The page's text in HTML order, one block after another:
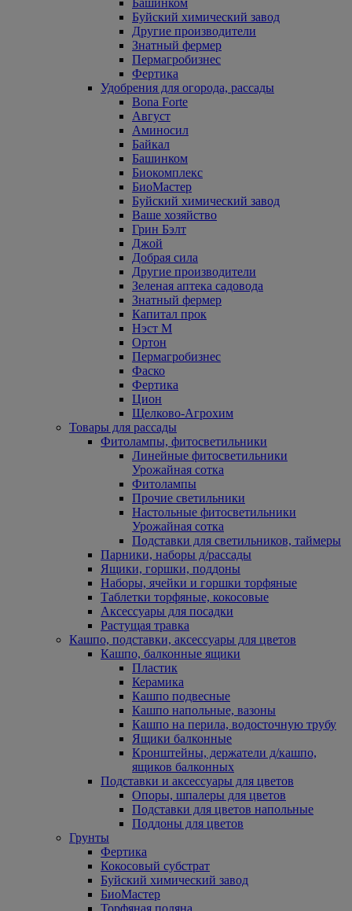
Башинком
Буйский химический завод
Другие производители
Знатный фермер
Пермагробизнес
Фертика
Удобрения для огорода, рассады
Bona Forte
Август
Аминосил
Байкал
Башинком
Биокомплекс
БиоМастер
Буйский химический завод
Ваше хозяйство
Грин Бэлт
Джой
Добрая сила
Другие производители
Зеленая аптека садовода
Знатный фермер
Капитал прок
Нэст М
Ортон
Пермагробизнес
Фаско
Фертика
Цион
Щелково-Агрохим
Товары для рассады
Фитолампы, фитосветильники
Линейные фитосветильники
Урожайная сотка
Фитолампы
Прочие светильники
Настольные фитосветильники
Урожайная сотка
Подставки для светильников, таймеры
Парники, наборы д/рассады
Ящики, горшки, поддоны
Наборы, ячейки и горшки торфяные
Таблетки торфяные, кокосовые
Аксессуары для посадки
Растущая травка
Кашпо, подставки, аксессуары для цветов
Кашпо, балконные ящики
Пластик
Керамика
Кашпо подвесные
Кашпо напольные, вазоны
Кашпо на перила, водосточную трубу
Ящики балконные
Кронштейны, держатели д/кашпо,
ящиков балконных
Подставки и аксессуары для цветов
Опоры, шпалеры для цветов
Подставки для цветов напольные
Поддоны для цветов
Грунты
Фертика
Кокосовый субстрат
Буйский химический завод
БиоМастер
Торфяная поляна